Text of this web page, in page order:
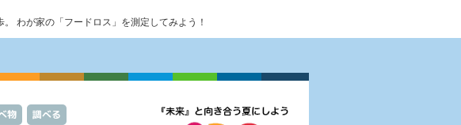
わが家の「フードロス」を測定してみよう！
物
調べる